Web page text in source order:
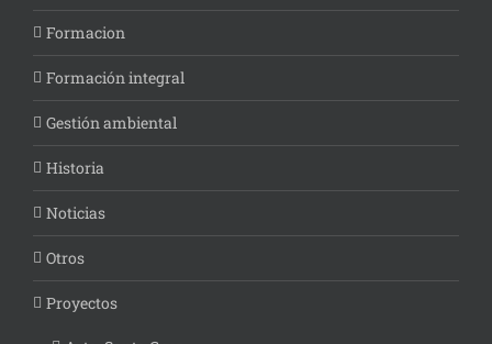
Formacion
Formación integral
Gestión ambiental
Historia
Noticias
Otros
Proyectos